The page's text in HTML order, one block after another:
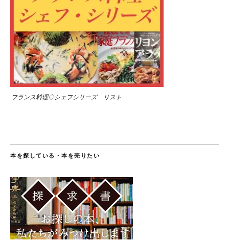
フランス料理◇シェフシリーズ リスト
本を探している・本を売りたい